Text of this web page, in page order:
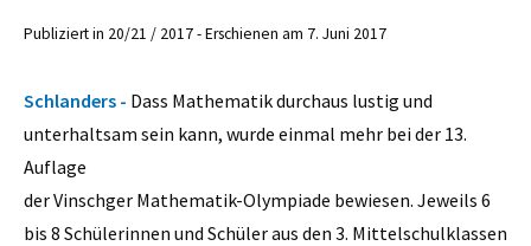
Publiziert in 20/21 / 2017 - Erschienen am 7. Juni 2017
Schlanders - Dass Mathematik durchaus lustig und
unterhaltsam sein kann, wurde einmal mehr bei der 13.
Auflage
der Vinschger Mathematik-Olympiade bewiesen. Jeweils 6
bis 8 Schülerinnen und Schüler aus den 3. Mittelschulklassen